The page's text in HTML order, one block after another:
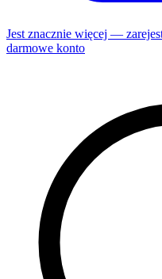
Jest znacznie więcej —
darmowe konto